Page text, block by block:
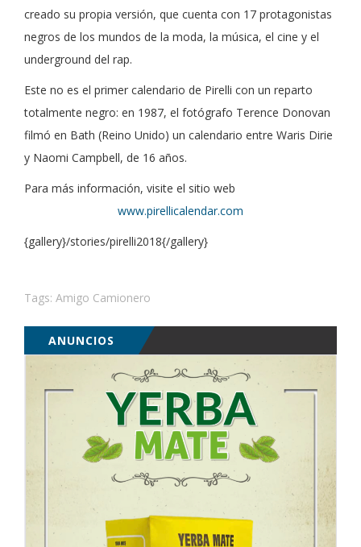
creado su propia versión, que cuenta con 17 protagonistas
negros de los mundos de la moda, la música, el cine y el
underground del rap.
Este no es el primer calendario de Pirelli con un reparto
totalmente negro: en 1987, el fotógrafo Terence Donovan
filmó en Bath (Reino Unido) un calendario entre Waris Dirie
y Naomi Campbell, de 16 años.
Para más información, visite el sitio web
www.pirellicalendar.com
{gallery}/stories/pirelli2018{/gallery}
Tags: Amigo Camionero
ANUNCIOS